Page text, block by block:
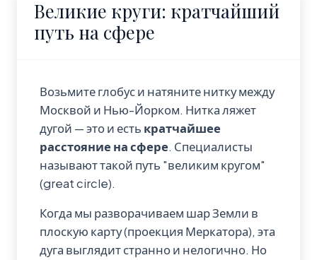
Великие круги: кратчайший
путь на сфере
Возьмите глобус и натяните нитку между
Москвой и Нью-Йорком. Нитка ляжет
дугой — это и есть кратчайшее
расстояние на сфере. Специалисты
называют такой путь "великим кругом"
(great circle).
Когда мы разворачиваем шар Земли в
плоскую карту (проекция Меркатора), эта
дуга выглядит странно и нелогично. Но